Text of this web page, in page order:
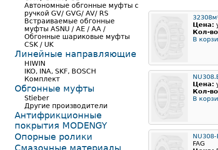
Цена:
Кол-
В
Цена:
Кол-
В
NU308-
FAG
Автономные обгонные муфты с
ручкой GV/ GVG/ AV/ RS
Встраиваемые обгонные
муфты ASNU / AE / AA /
Обгонные шариковые муфты
CSK / UK
Линейные направляющие
HIWIN
IKO, INA, SKF, BOSCH
Комплект
Обгонные муфты
Stieber
Другие производители
Антифрикционные
покрытия MODENGY
Опорные ролики
Смазочные материалы